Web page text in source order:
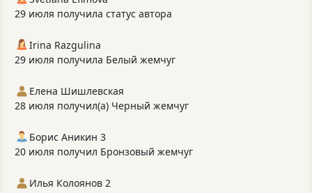
29 июля получила статус автора
Irina Razgulina
29 июля получила Белый жемчуг
Елена Шишлевская
28 июля получил(а) Черный жемчуг
Борис Аникин 3
20 июля получил Бронзовый жемчуг
Илья Колоянов 2